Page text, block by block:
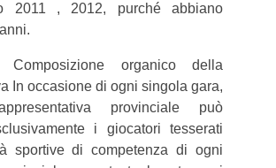
2011 , 2012, purché abbiano
organico della
In occasione di ogni singola gara,
provinciale può
i giocatori tesserati
sportive di competenza di ogni